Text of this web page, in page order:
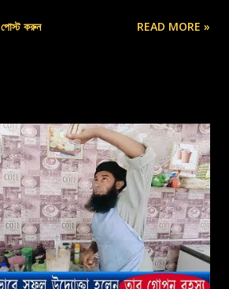
করুন READ MORE »